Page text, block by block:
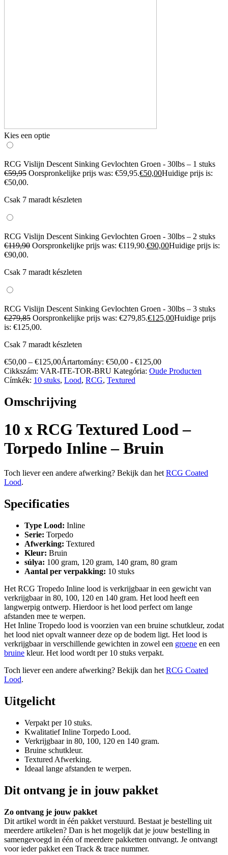
Kies een optie
RCG Vislijn Descent Sinking Gevlochten Groen - 30lbs – 1 stuks
€59,95 Oorspronkelijke prijs was: €59,95.€50,00Huidige prijs is:
€50,00.
Csak 7 maradt készleten
RCG Vislijn Descent Sinking Gevlochten Groen - 30lbs – 2 stuks
€119,90 Oorspronkelijke prijs was: €119,90.€90,00Huidige prijs is:
€90,00.
Csak 7 maradt készleten
RCG Vislijn Descent Sinking Gevlochten Groen - 30lbs – 3 stuks
€279,85 Oorspronkelijke prijs was: €279,85.€125,00Huidige prijs
is: €125,00.
Csak 7 maradt készleten
€50,00 – €125,00Ártartomány: €50,00 - €125,00
Cikkszám: VAR-ITE-TOR-BRU Kategória: Oude Producten
Címkék: 10 stuks, Lood, RCG, Textured
Omschrijving
10 x RCG Textured Lood –
Torpedo Inline – Bruin
Toch liever een andere afwerking? Bekijk dan het RCG Coated
Lood.
Specificaties
Type Lood: Inline
Serie: Torpedo
Afwerking: Textured
Kleur: Bruin
súlya: 100 gram, 120 gram, 140 gram, 80 gram
Aantal per verpakking: 10 stuks
Het RCG Tropedo Inline lood is verkrijgbaar in een gewicht van
verkrijgbaar in 80, 100, 120 en 140 gram. Het lood heeft een
langwerpig ontwerp. Hierdoor is het lood perfect om lange
afstanden mee te werpen.
Het Inline Tropedo lood is voorzien van een bruine schutkleur, zodat
het lood niet opvalt wanneer deze op de bodem ligt. Het lood is
verkrijgbaar in verschillende gewichten in zowel een groene en een
bruine kleur. Het lood wordt per 10 stuks verpakt.
Toch liever een andere afwerking? Bekijk dan het RCG Coated
Lood.
Uitgelicht
Verpakt per 10 stuks.
Kwalitatief Inline Torpedo Lood.
Verkrijgbaar in 80, 100, 120 en 140 gram.
Bruine schutkleur.
Textured Afwerking.
Ideaal lange afstanden te werpen.
Dit ontvang je in jouw pakket
Zo ontvang je jouw pakket
Dit artikel wordt in één pakket verstuurd. Bestaat je bestelling uit
meerdere artikelen? Dan is het mogelijk dat je jouw bestelling in
samengevoegd in één of meerdere pakketten ontvangt. Je ontvangt
voor ieder pakket een Track & trace nummer.